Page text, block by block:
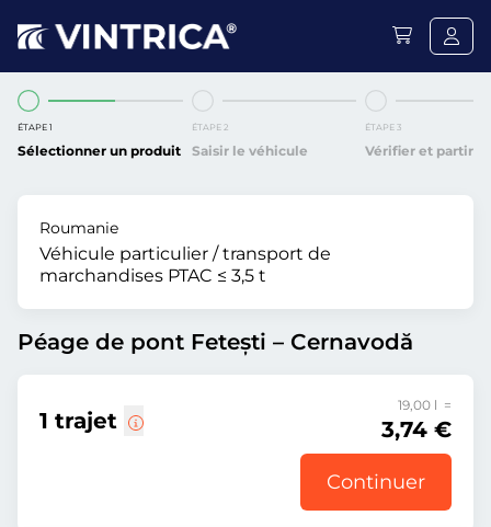
ÉTAPE 1
Sélectionner un produit
ÉTAPE 2
Saisir le véhicule
ÉTAPE 3
Vérifier et partir
Roumanie
Véhicule particulier / transport de
marchandises PTAC ≤ 3,5 t
Péage de pont Fetești – Cernavodă
1 trajet
19,00 l =
3,74 €
Continuer